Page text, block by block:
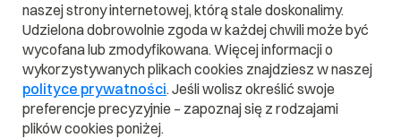
11 maja 2026 ok.6 min
naszej strony internetowej, którą stale doskonalimy.
Udzielona dobrowolnie zgoda w każdej chwili może być
wycofana lub zmodyfikowana. Więcej informacji o
wykorzystywanych plikach cookies znajdziesz w naszej
polityce prywatności. Jeśli wolisz określić swoje
preferencje precyzyjnie – zapoznaj się z rodzajami
plików cookies poniżej.